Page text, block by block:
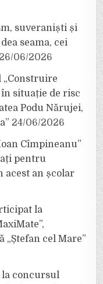
suveraniști și
seama, cei
26/06/2026
„Construire
situație de risc
Podu Nărujei,
24/06/2026
Cîmpineanu”
pentru
acest an școlar
la
„Ștefan cel Mare”
la concursul